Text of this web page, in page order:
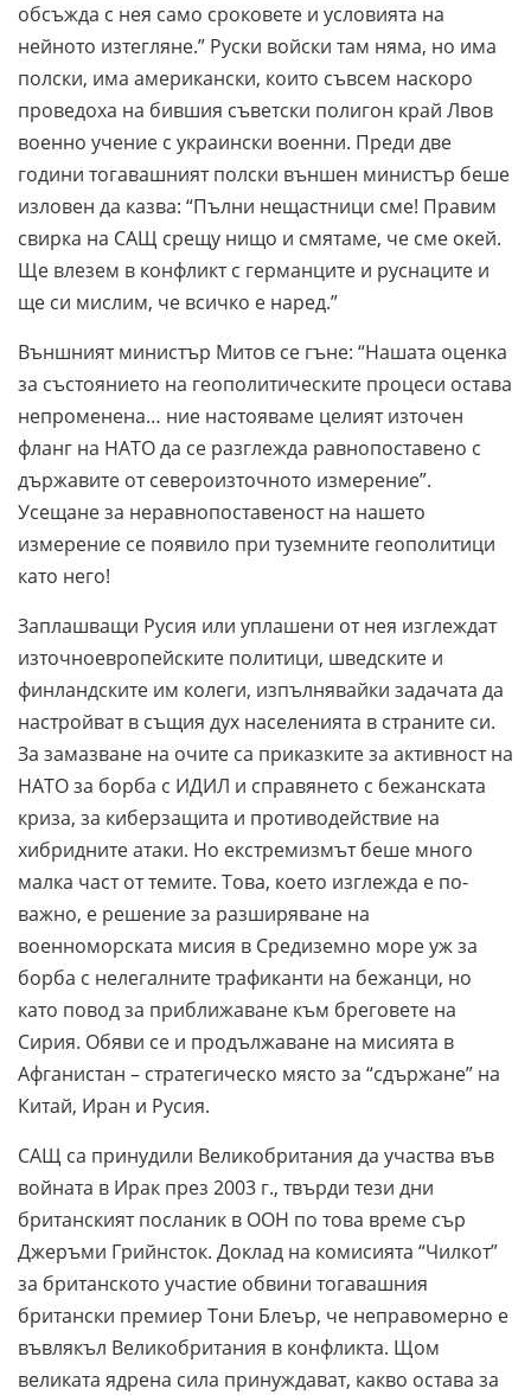
обсъжда с нея само сроковете и условията на
нейното изтегляне.” Руски войски там няма, но има
полски, има американски, които съвсем наскоро
проведоха на бившия съветски полигон край Лвов
военно учение с украински военни. Преди две
години тогавашният полски външен министър беше
изловен да казва: “Пълни нещастници сме! Правим
свирка на САЩ срещу нищо и смятаме, че сме окей.
Ще влезем в конфликт с германците и руснаците и
ще си мислим, че всичко е наред.”
Външният министър Митов се гъне: “Нашата оценка
за състоянието на геополитическите процеси остава
непроменена… ние настояваме целият източен
фланг на НАТО да се разглежда равнопоставено с
държавите от североизточното измерение”.
Усещане за неравнопоставеност на нашето
измерение се появило при туземните геополитици
като него!
Заплашващи Русия или уплашени от нея изглеждат
източноевропейските политици, шведските и
финландските им колеги, изпълнявайки задачата да
настройват в същия дух населенията в страните си.
За замазване на очите са приказките за активност на
НАТО за борба с ИДИЛ и справянето с бежанската
криза, за киберзащита и противодействие на
хибридните атаки. Но екстремизмът беше много
малка част от темите. Това, което изглежда е по-
важно, е решение за разширяване на
военноморската мисия в Средиземно море уж за
борба с нелегалните трафиканти на бежанци, но
като повод за приближаване към бреговете на
Сирия. Обяви се и продължаване на мисията в
Афганистан – стратегическо място за “сдържане” на
Китай, Иран и Русия.
САЩ са принудили Великобритания да участва във
войната в Ирак през 2003 г., твърди тези дни
британският посланик в ООН по това време сър
Джеръми Грийнсток. Доклад на комисията “Чилкот”
за британското участие обвини тогавашния
британски премиер Тони Блеър, че неправомерно е
въвлякъл Великобритания в конфликта. Щом
великата ядрена сила принуждават, какво остава за